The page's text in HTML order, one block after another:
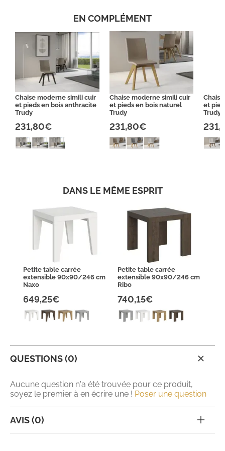
EN COMPLÉMENT
Chaise moderne simili cuir
et pieds en bois anthracite
Trudy
231,80€
Chaise moderne simili cuir
et pieds en bois naturel
Trudy
231,80€
et
Trudy
DANS LE MÊME ESPRIT
Petite table carrée
extensible 90x90/246 cm
Naxo
649,25€
Petite table carrée
extensible 90x90/246 cm
Ribo
740,15€
QUESTIONS (0)
Aucune question n'a été trouvée pour ce produit,
soyez le premier à en écrire une ! Poser une question
AVIS (0)